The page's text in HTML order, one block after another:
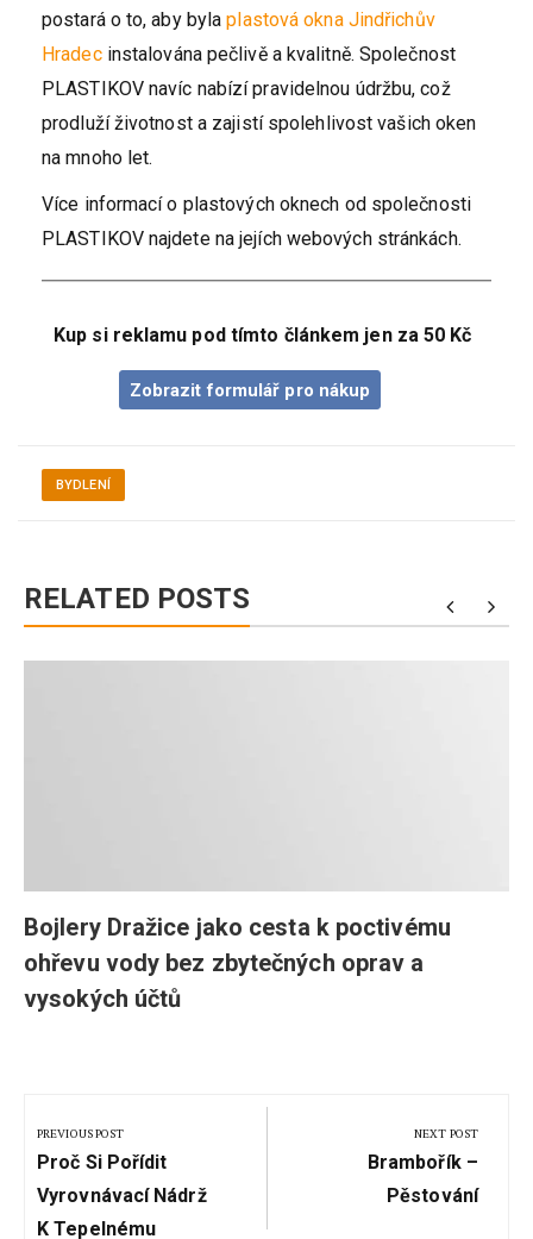
postará o to, aby bylaplastová okna Jindřichův
Hradecinstalována pečlivě a kvalitně. Společnost
PLASTIKOV navíc nabízí pravidelnou údržbu, což
prodluží životnost a zajistí spolehlivost vašich oken
na mnoho let.
Více informací o plastových oknech od společnosti
PLASTIKOV najdete na jejích webových stránkách.
Kup si reklamu pod tímto článkem jen za 50 Kč
Zobrazit formulář pro nákup
BYDLENÍ
RELATED POSTS
Bojlery Dražice jako cesta k poctivému
ohřevu vody bez zbytečných oprav a
vysokých účtů
pro
příspěvek
PREVIOUS POST
Previous
Post:
Proč Si Pořídit
Vyrovnávací Nádrž
K Tepelnému
NEXT POST
Next
Post:
Brambořík –
Pěstování